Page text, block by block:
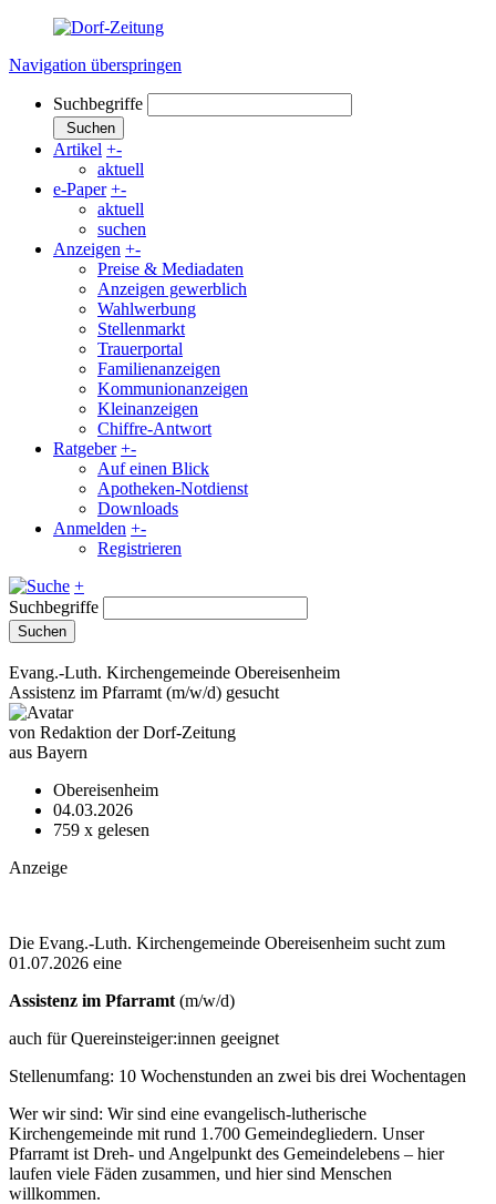
Navigation überspringen
Suchbegriffe
Suchen
Artikel +-
aktuell
e-Paper +-
aktuell
suchen
Anzeigen +-
Preise & Mediadaten
Anzeigen gewerblich
Wahlwerbung
Stellenmarkt
Trauerportal
Familienanzeigen
Kommunionanzeigen
Kleinanzeigen
Chiffre-Antwort
Ratgeber +-
Auf einen Blick
Apotheken-Notdienst
Downloads
Anmelden +-
Registrieren
+
Suchbegriffe
Suchen
Evang.-Luth. Kirchengemeinde Obereisenheim
Assistenz im Pfarramt (m/w/d) gesucht
von Redaktion der Dorf-Zeitung
aus Bayern
Obereisenheim
04.03.2026
759 x gelesen
Anzeige
Die Evang.-Luth. Kirchengemeinde Obereisenheim sucht zum
01.07.2026 eine
Assistenz im Pfarramt (m/w/d)
auch für Quereinsteiger:innen geeignet
Stellenumfang: 10 Wochenstunden an zwei bis drei Wochentagen
Wer wir sind: Wir sind eine evangelisch-lutherische
Kirchengemeinde mit rund 1.700 Gemeindegliedern. Unser
Pfarramt ist Dreh- und Angelpunkt des Gemeindelebens – hier
laufen viele Fäden zusammen, und hier sind Menschen
willkommen.